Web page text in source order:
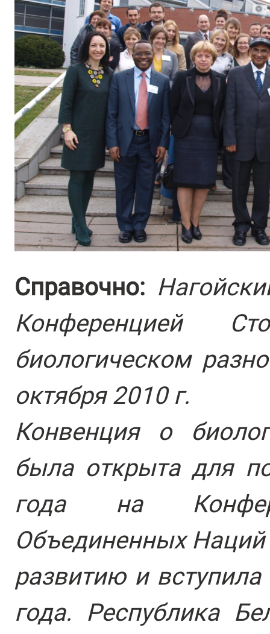
Справочно:
Конференцией
биологическом
октября 2010 г.
Конвенция о
была открыта для
года на
Объединенных
развитию и
года. Республика